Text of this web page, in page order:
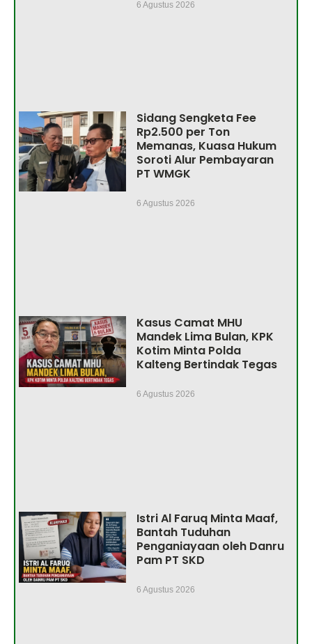
6 Agustus 2026
Sidang Sengketa Fee
Rp2.500 per Ton
Memanas, Kuasa Hukum
Soroti Alur Pembayaran
PT WMGK
6 Agustus 2026
Kasus Camat MHU
Mandek Lima Bulan, KPK
Kotim Minta Polda
Kalteng Bertindak Tegas
6 Agustus 2026
Istri Al Faruq Minta Maaf,
Bantah Tuduhan
Penganiayaan oleh Danru
Pam PT SKD
6 Agustus 2026